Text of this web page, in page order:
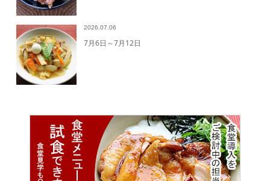
2026.07.06
7月6日～7月12日